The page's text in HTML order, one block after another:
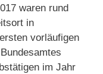
waren rund
in
vorläufigen
im Jahr